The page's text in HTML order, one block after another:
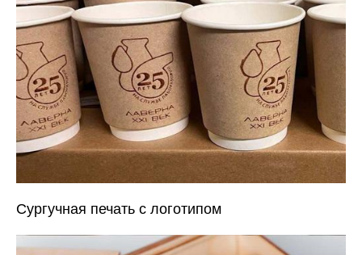
Сургучная печать с логотипом